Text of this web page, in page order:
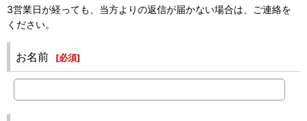
3営業日が経っても、当方よりの返信が届かない場合は、ご連絡を
ください。
お名前 [必須]